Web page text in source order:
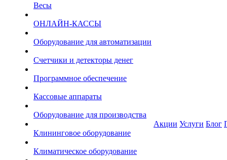
Весы
ОНЛАЙН-КАССЫ
Оборудование для автоматизации
Счетчики и детекторы денег
Программное обеспечение
Кассовые аппараты
Оборудование для производства
Клининговое оборудование
Климатическое оборудование
Акции Услуги Блог